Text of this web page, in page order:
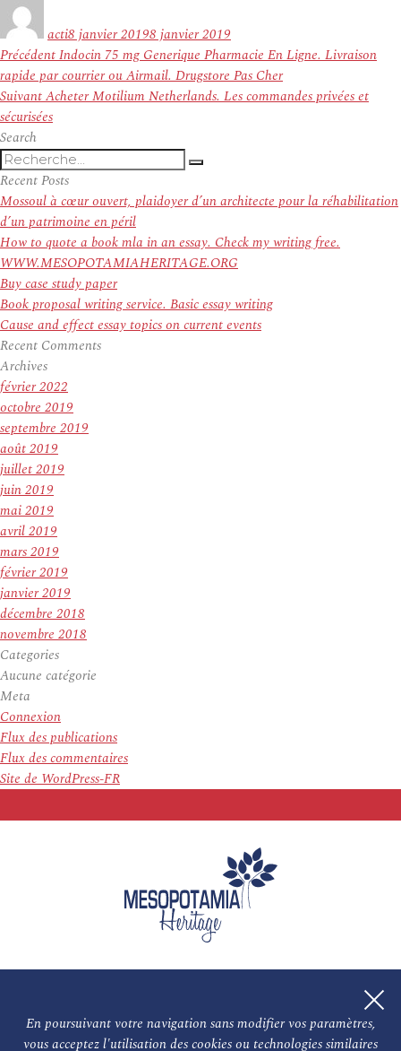
En poursuivant votre navigation sans modifier vos paramètres,
vous acceptez l'utilisation des cookies ou technologies similaires
actile
8 janvier 20198 janvier 2019
Navigation
de
l’article
PrécédentArticle
précédent :
Indocin 75 mg Generique Pharmacie En Ligne. Livraison
rapide par courrier ou Airmail. Drugstore Pas Cher
SuivantArticle
suivant :
Acheter Motilium Netherlands. Les commandes privées et
sécurisées
Search
Recherche
pour
:
Recherche
Recent Posts
Mossoul à cœur ouvert, plaidoyer d’un architecte pour la réhabilitation
d’un patrimoine en péril
How to quote a book mla in an essay. Check my writing free.
WWW.MESOPOTAMIAHERITAGE.ORG
Buy case study paper
Book proposal writing service. Basic essay writing
Cause and effect essay topics on current events
Recent Comments
Archives
février 2022
octobre 2019
septembre 2019
août 2019
juillet 2019
juin 2019
mai 2019
avril 2019
mars 2019
février 2019
janvier 2019
décembre 2018
novembre 2018
Categories
Aucune catégorie
Meta
Connexion
Flux des publications
Flux des commentaires
Site de WordPress-FR